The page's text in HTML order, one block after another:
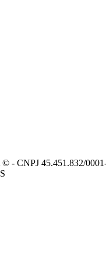
- CNPJ 45.451.832/